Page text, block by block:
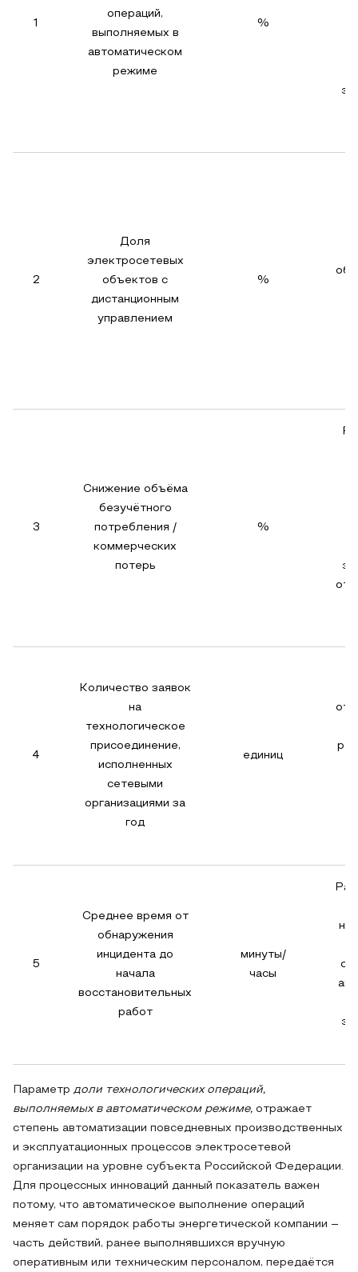
1
операций,
выполняемых в
автоматическом
режиме
%
2
Доля
электросетевых
объектов с
дистанционным
управлением
%
3
Снижение объёма
безучётного
потребления /
коммерческих
потерь
%
4
Количество заявок
на
технологическое
присоединение,
исполненных
сетевыми
организациями за
год
единиц
5
Среднее время от
обнаружения
инцидента до
начала
восстановительных
работ
минуты/
часы
Параметр доли технологических операций,
выполняемых в автоматическом режиме, отражает
степень автоматизации повседневных производственных
и эксплуатационных процессов электросетевой
организации на уровне субъекта Российской Федерации.
Для процессных инноваций данный показатель важен
потому, что автоматическое выполнение операций
меняет сам порядок работы энергетической компании –
часть действий, ранее выполнявшихся вручную
оперативным или техническим персоналом, передаётся